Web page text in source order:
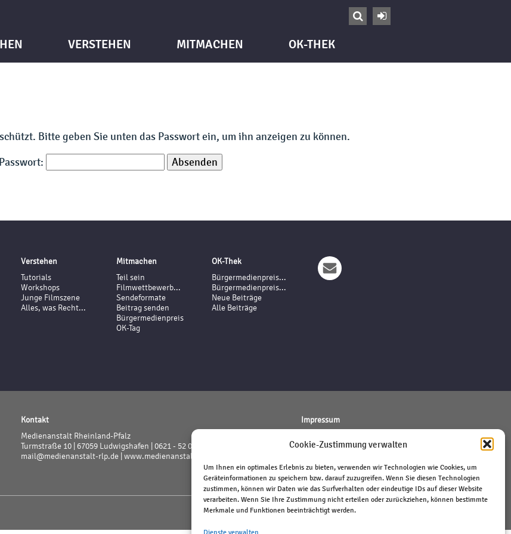
Cookie-Zustimmung verwalten
Um Ihnen ein optimales Erlebnis zu bieten, verwenden wir Technologien wie Cookies, um
Geräteinformationen zu speichern bzw. darauf zuzugreifen. Wenn Sie diesen Technologien
zustimmen, können wir Daten wie das Surfverhalten oder eindeutige IDs auf dieser Website
verarbeiten. Wenn Sie Ihre Zustimmung nicht erteilen oder zurückziehen, können bestimmte
Merkmale und Funktionen beeinträchtigt werden.
Dienste verwalten


VERSTEHEN MITMACHEN OK-THEK
Bitte geben Sie unten das Passwort ein, um ihn anzeigen zu können.
Passwort:
Verstehen
Tutorials
Workshops
Junge Filmszene
Alles, was Recht...
Mitmachen
Teil sein
Filmwettbewerb...
Sendeformate
Beitrag senden
Bürgermedienpreis
OK-Tag
OK-Thek
Bürgermedienpreis...
Bürgermedienpreis...
Neue Beiträge
Alle Beiträge
Kontakt
Medienanstalt Rheinland-Pfalz
Turmstraße 10 | 67059 Ludwigshafen | 0621 - 52 02 - 0
mail@medienanstalt-rlp.de | www.medienanstalt-rlp.de
Impressum
Datenschutz